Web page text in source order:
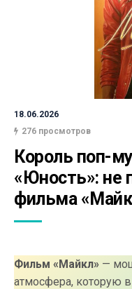
18.06.2026
276 просмотров
Король поп-
«Юность»: не
фильма
Фильм «Майкл» —
атмосфера, которую